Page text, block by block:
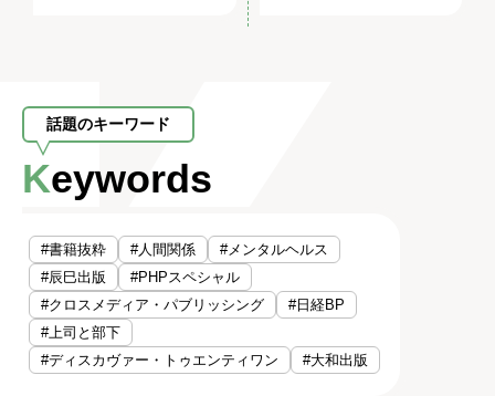
話題のキーワード
Keywords
#書籍抜粋 #人間関係
#メンタルヘルス
#辰巳出版
#PHPスペシャル
#クロスメディア・パブリッシング
#日経BP
#上司と部下
#ディスカヴァー・トゥエンティワン
#大和出版